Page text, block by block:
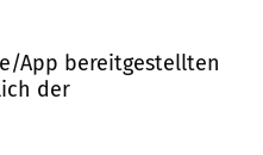
App bereitgestellten
der